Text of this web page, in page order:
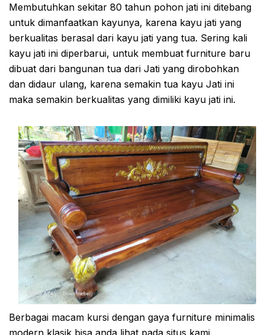
Membutuhkan sekitar 80 tahun pohon jati ini ditebang
untuk dimanfaatkan kayunya, karena kayu jati yang
berkualitas berasal dari kayu jati yang tua. Sering kali
kayu jati ini diperbarui, untuk membuat furniture baru
dibuat dari bangunan tua dari Jati yang dirobohkan
dan didaur ulang, karena semakin tua kayu Jati ini
maka semakin berkualitas yang dimiliki kayu jati ini.
Berbagai macam kursi dengan gaya furniture minimalis
modern klasik bisa anda lihat pada situs kami